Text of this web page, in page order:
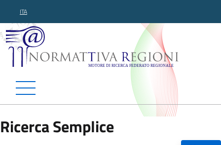
ITA
Normattiva Regioni -
Ricerca Semplice